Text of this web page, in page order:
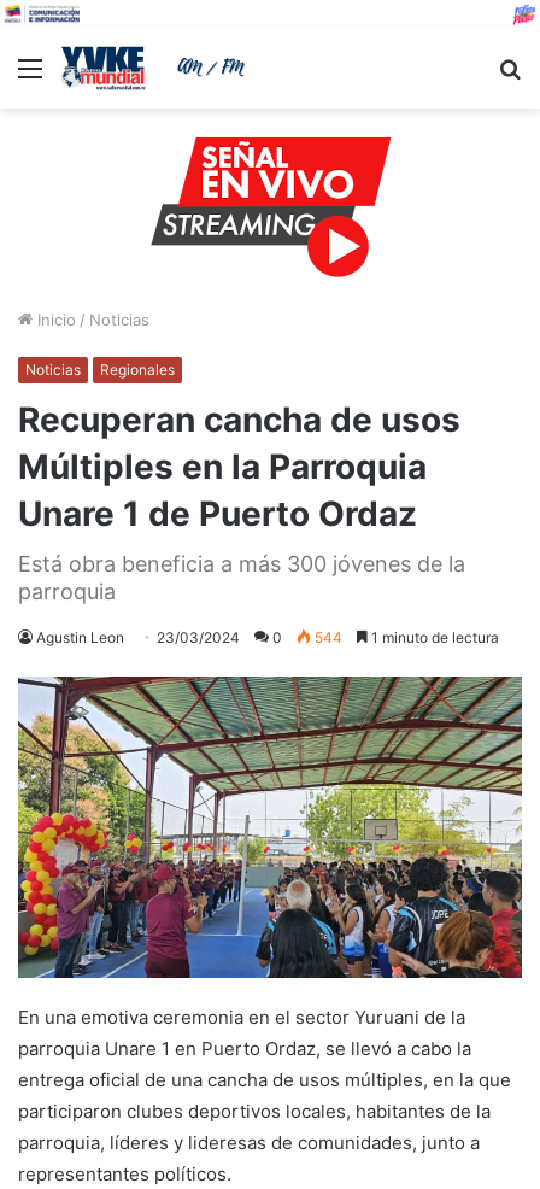
Menu
Inicio / Noticias
Noticias Regionales
Recuperan cancha de usos
Múltiples en la Parroquia
Unare 1 de Puerto Ordaz
Está obra beneficia a más 300 jóvenes de la
parroquia
Agustin Leon 23/03/2024 0 544 1 minuto de lectura
En una emotiva ceremonia en el sector Yuruani de la
parroquia Unare 1 en Puerto Ordaz, se llevó a cabo la
entrega oficial de una cancha de usos múltiples, en la que
participaron clubes deportivos locales, habitantes de la
parroquia, líderes y lideresas de comunidades, junto a
representantes políticos.